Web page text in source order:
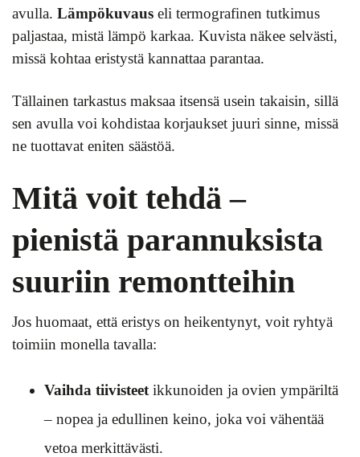
avulla. Lämpökuvaus eli termografinen tutkimus
paljastaa, mistä lämpö karkaa. Kuvista näkee selvästi,
missä kohtaa eristystä kannattaa parantaa.
Tällainen tarkastus maksaa itsensä usein takaisin, sillä
sen avulla voi kohdistaa korjaukset juuri sinne, missä
ne tuottavat eniten säästöä.
Mitä voit tehdä –
pienistä parannuksista
suuriin remontteihin
Jos huomaat, että eristys on heikentynyt, voit ryhtyä
toimiin monella tavalla:
Vaihda tiivisteet ikkunoiden ja ovien ympäriltä
– nopea ja edullinen keino, joka voi vähentää
vetoa merkittävästi.